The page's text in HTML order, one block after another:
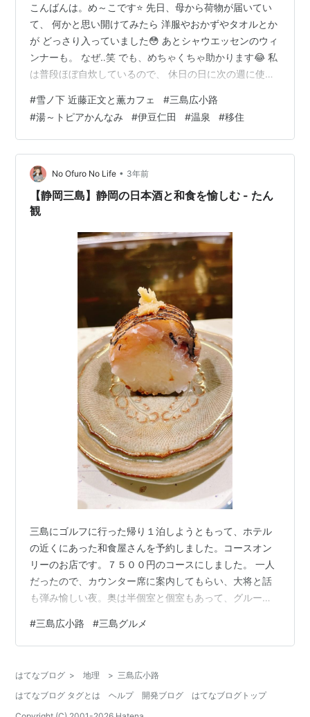
こんばんは。め～こです⭐️ 先日、母から荷物が届いてい
て、 何かと思い開けてみたら 洋服やおかずやタオルとか
が どっさり入っていました😳 あとシャウエッセンのウィ
ンナーも。 なぜ‥笑 でも、めちゃくちゃ助かります😂 私
は普段ほぼ自炊しているので、 休日の日に次の週に使う
ですが これが結構な手間なんですよね＾＾； 今ある食材
と新しく買う食材で なんとなく一週間の献立を考えて、
クックパッドで調べて作って。。 って作業が地味に大変
な労力です。 料理上手なわけではないので 毎回クックパ
ットで 調べながら作るので 時間もかかりますし😇 です
が、お…
#雪ノ下 近藤正文と薫カフェ #三島広小路
#湯～トピアかんなみ #伊豆仁田 #温泉 #移住
No Ofuro No Life • 3年前
【静岡三島】静岡の日本酒と和食を愉しむ - たん
観
三島にゴルフに行った帰り１泊しようともって、ホテル
の近くにあった和食屋さんを予約しました。コースオン
リーのお店です。７５００円のコースにしました。 一人
だったので、カウンター席に案内してもらい、大将と話
も弾み愉しい夜。奥は半個室と個室もあって、グループ
だけど、日本酒のおすすめを出してもらい、もちろんこ
こは静岡の地酒で。ゆっくりと食べながら晩酌。最高。
番はやっぱのどぐろかなあー。高いほうにしてよかっ
た。三島だから東京戻ろうと思えば戻れたのか。最終の
東京行きって２２：３３じゃん。余裕だね。次回は…
#三島広小路 #三島グルメ
はてなブログ > 地理 > 三島広小路
はてなブログ タグとは
ヘルプ 開発ブログ
はてなブログトップ